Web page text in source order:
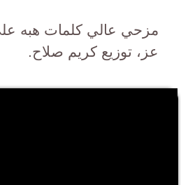
مزحي عالي كلمات هبه
عز، توزيع كريم صلاح.